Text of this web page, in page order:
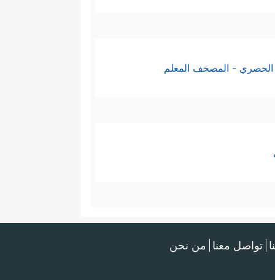
الحصري - المصحف المعلم
تواصل معنا من نحن